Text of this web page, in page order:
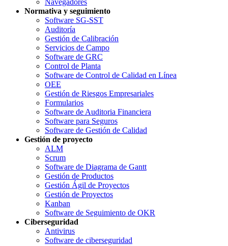
Navegadores
Normativa y seguimiento
Software SG-SST
Auditoría
Gestión de Calibración
Servicios de Campo
Software de GRC
Control de Planta
Software de Control de Calidad en Línea
OEE
Gestión de Riesgos Empresariales
Formularios
Software de Auditoria Financiera
Software para Seguros
Software de Gestión de Calidad
Gestión de proyecto
ALM
Scrum
Software de Diagrama de Gantt
Gestión de Productos
Gestión Ágil de Proyectos
Gestión de Proyectos
Kanban
Software de Seguimiento de OKR
Ciberseguridad
Antivirus
Software de ciberseguridad